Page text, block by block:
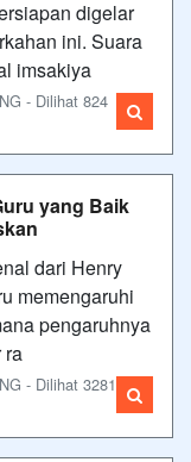
digelar
ini. Suara
imsakiya
- Dilihat 824
yang Baik
dari Henry
memengaruhi
pengaruhnya
ra
- Dilihat 3281